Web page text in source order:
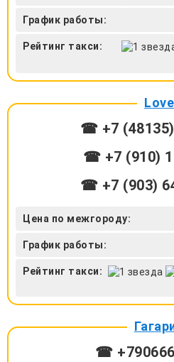
График работы:
Рейтинг такси:
Love
☎ +7
☎ +7 (910)
☎ +7 (903)
Цена по межгороду:
График работы:
Рейтинг такси:
☎